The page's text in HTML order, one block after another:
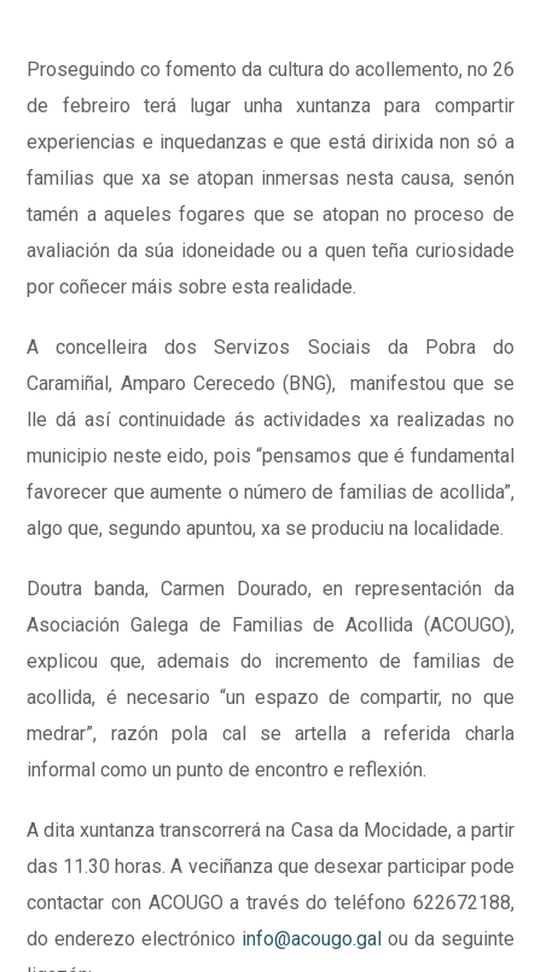
Proseguindo co fomento da cultura do acollemento, no 26
de febreiro terá lugar unha xuntanza para compartir
experiencias e inquedanzas e que está dirixida non só a
familias que xa se atopan inmersas nesta causa, senón
tamén a aqueles fogares que se atopan no proceso de
avaliación da súa idoneidade ou a quen teña curiosidade
por coñecer máis sobre esta realidade.
A concelleira dos Servizos Sociais da Pobra do
Caramiñal, Amparo Cerecedo (BNG), manifestou que se
lle dá así continuidade ás actividades xa realizadas no
municipio neste eido, pois “pensamos que é fundamental
favorecer que aumente o número de familias de acollida”,
algo que, segundo apuntou, xa se produciu na localidade.
Doutra banda, Carmen Dourado, en representación da
Asociación Galega de Familias de Acollida (ACOUGO),
explicou que, ademais do incremento de familias de
acollida, é necesario “un espazo de compartir, no que
medrar”, razón pola cal se artella a referida charla
informal como un punto de encontro e reflexión.
A dita xuntanza transcorrerá na Casa da Mocidade, a partir
das 11.30 horas. A veciñanza que desexar participar pode
contactar con ACOUGO a través do teléfono 622672188,
do enderezo electrónico info@acougo.gal ou da seguinte